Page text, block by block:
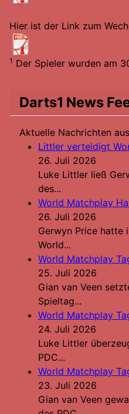
Hier ist der Link zum
1 Der Spieler wurden am
Darts1 News
Aktuelle Nachrichten
Littler verteidigt
26. Juli 2026
Luke Littler ließ
des...
World Matchplay
26. Juli 2026
Gerwyn Price hatte
World...
World Matchplay
25. Juli 2026
Gian van Veen
Spieltag...
World Matchplay
24. Juli 2026
Luke Littler
PDC...
World Matchplay
23. Juli 2026
Gian van Veen